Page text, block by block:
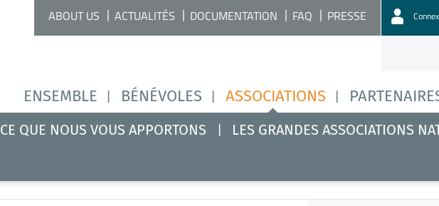
ENSEMBLE BÉNÉVOLES ASSOCIATIONS
ABOUT US ACTUALITÉS DOCUMENTATION FAQ PRESSE
CE QUE NOUS VOUS APPORTONS LES GRANDES ASSOCIATIONS